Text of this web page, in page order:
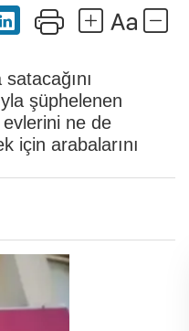
şüphelenen
evlerini ne de
için arabalarını